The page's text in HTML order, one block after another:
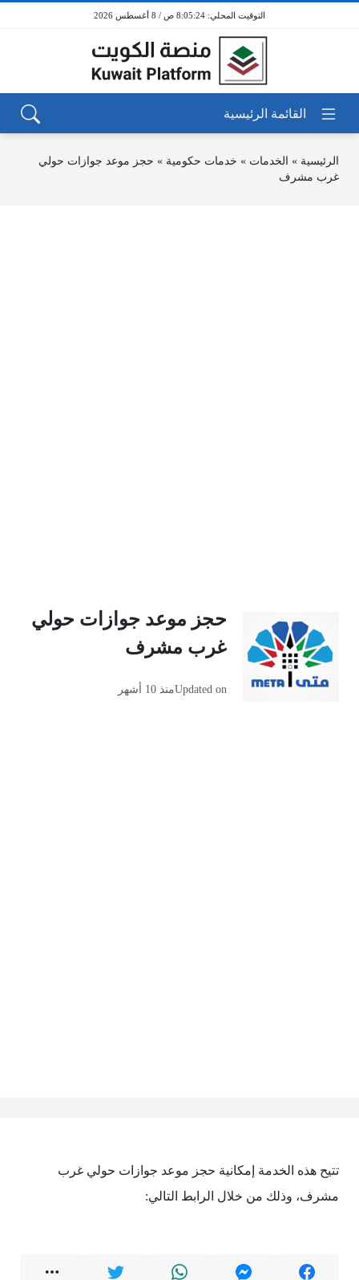
8:05:24 ص / 8 أغسطس 2026
الرئيسية » الخدمات » خدمات حكومية » حجز موعد جوازات حولي
غرب مشرف
حجز موعد جوازات حولي
غرب مشرف
Updated onمنذ 10 أشهر
تتيح هذه الخدمة إمكانية حجز موعد جوازات حولي غرب
مشرف، وذلك من خلال الرابط التالي: